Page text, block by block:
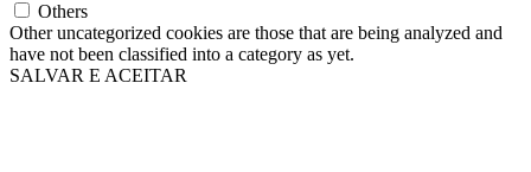
Others
Other uncategorized cookies are those that are being analyzed and
have not been classified into a category as yet.
SALVAR E ACEITAR